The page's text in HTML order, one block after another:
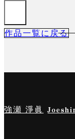
作品一覧に戻る
強瀬 淨眞